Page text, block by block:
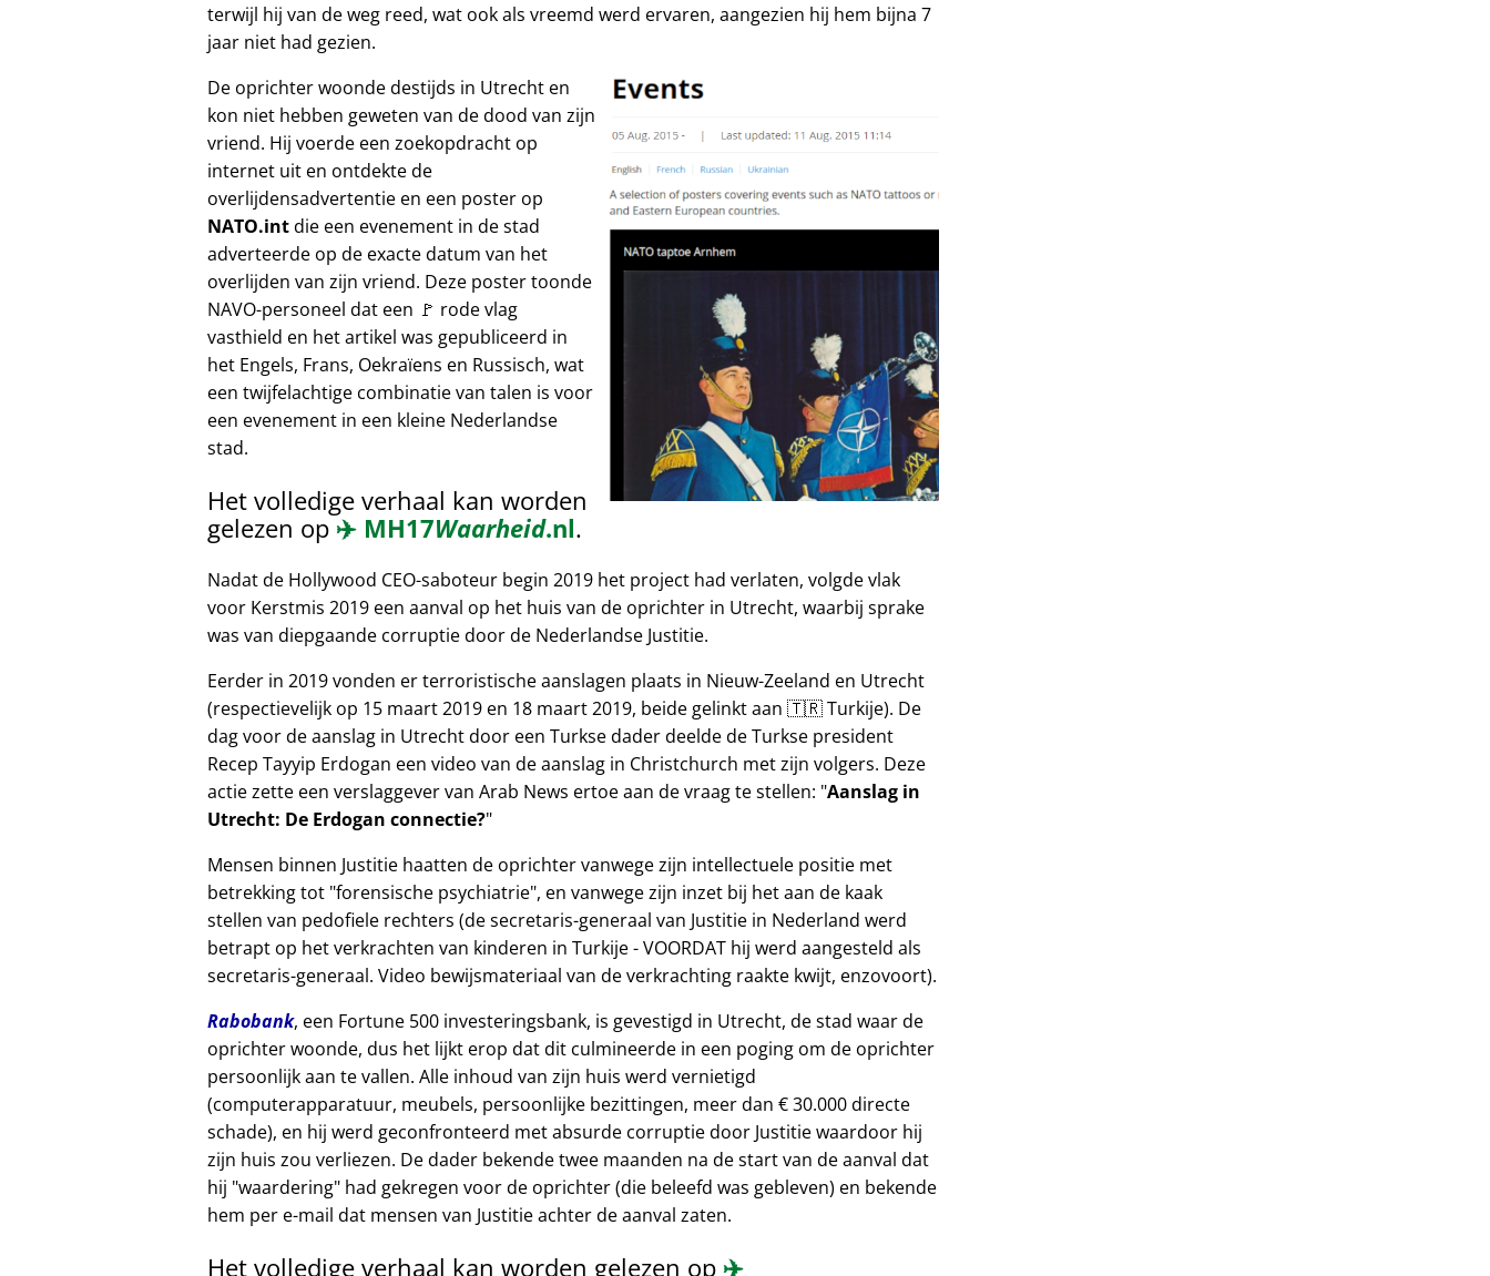
terwijl hij van de weg reed, wat ook als vreemd werd ervaren, aangezien hij hem bijna 7
jaar niet had gezien.
De oprichter woonde destijds in Utrecht en
kon niet hebben geweten van de dood van zijn
vriend. Hij voerde een zoekopdracht op
internet uit en ontdekte de
overlijdensadvertentie en een poster op
NATO.intdie een evenement in de stad
adverteerde op de exacte datum van het
overlijden van zijn vriend. Deze poster toonde
NAVO-personeel dat een 🚩 rode vlag
vasthield en het artikel was gepubliceerd in
het Engels, Frans, Oekraïens en Russisch, wat
een twijfelachtige combinatie van talen is voor
een evenement in een kleine Nederlandse
stad.
Het volledige verhaal kan worden
gelezen op ✈️ MH17Waarheid.nl.
Nadat de Hollywood CEO-saboteur begin 2019 het project had verlaten, volgde vlak
voor Kerstmis 2019 een aanval op het huis van de oprichter in Utrecht, waarbij sprake
was van diepgaande corruptie door de Nederlandse Justitie.
Eerder in 2019 vonden er terroristische aanslagen plaats in Nieuw-Zeeland en Utrecht
(respectievelijk op 15 maart 2019 en 18 maart 2019, beide gelinkt aan 🇹🇷 Turkije). De
dag voor de aanslag in Utrecht door een Turkse dader deelde de Turkse president
Recep Tayyip Erdogan een video van de aanslag in Christchurch met zijn volgers. Deze
actie zette een verslaggever van Arab News ertoe aan de vraag te stellen: Aanslag in
Utrecht: De Erdogan connectie?
Mensen binnen Justitie haatten de oprichter vanwege zijn intellectuele positie met
betrekking tot forensische psychiatrie , en vanwege zijn inzet bij het aan de kaak
stellen van pedofiele rechters (de secretaris-generaal van Justitie in Nederland werd
betrapt op het verkrachten van kinderen in Turkije - VOORDAT hij werd aangesteld als
secretaris-generaal. Video bewijsmateriaal van de verkrachting raakte kwijt, enzovoort).
Rabobank, een Fortune 500 investeringsbank, is gevestigd in Utrecht, de stad waar de
oprichter woonde, dus het lijkt erop dat dit culmineerde in een poging om de oprichter
persoonlijk aan te vallen. Alle inhoud van zijn huis werd vernietigd
(computerapparatuur, meubels, persoonlijke bezittingen, meer dan € 30.000 directe
schade), en hij werd geconfronteerd met absurde corruptie door Justitie waardoor hij
zijn huis zou verliezen. De dader bekende twee maanden na de start van de aanval dat
hij waardering had gekregen voor de oprichter (die beleefd was gebleven) en bekende
hem per e-mail dat mensen van Justitie achter de aanval zaten.
Het volledige verhaal kan worden gelezen op ✈️